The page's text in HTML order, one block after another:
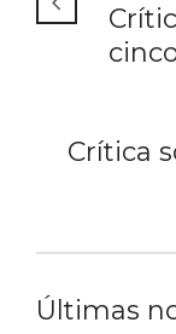
Crítica
Últimas